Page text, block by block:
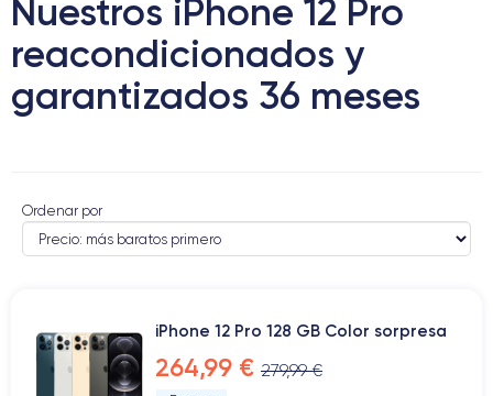
Nuestros iPhone 12 Pro
reacondicionados y
garantizados 36 meses
Ordenar por
iPhone 12 Pro 128 GB Color sorpresa
264,99 € 279,99 €